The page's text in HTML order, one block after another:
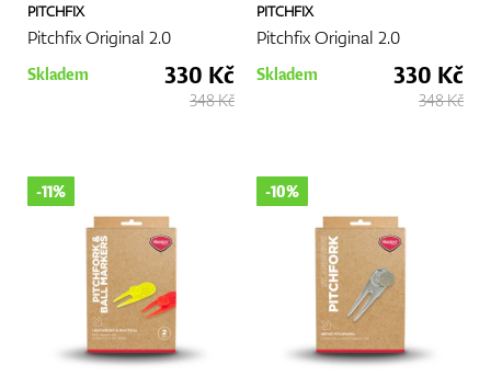
PITCHFIX
Pitchfix Original 2.0
Skladem 330 Kč
348 Kč
PITCHFIX
Pitchfix Original 2.0
Skladem 330 Kč
348 Kč
-11% -10%